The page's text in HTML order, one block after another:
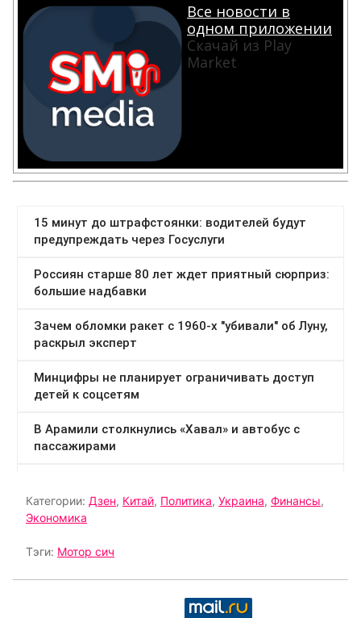
Все новости в
одном приложении
Скачай из Play
Market
Категории: Дзен, Китай, Политика, Украина, Финансы,
Экономика
Тэги: Мотор сич